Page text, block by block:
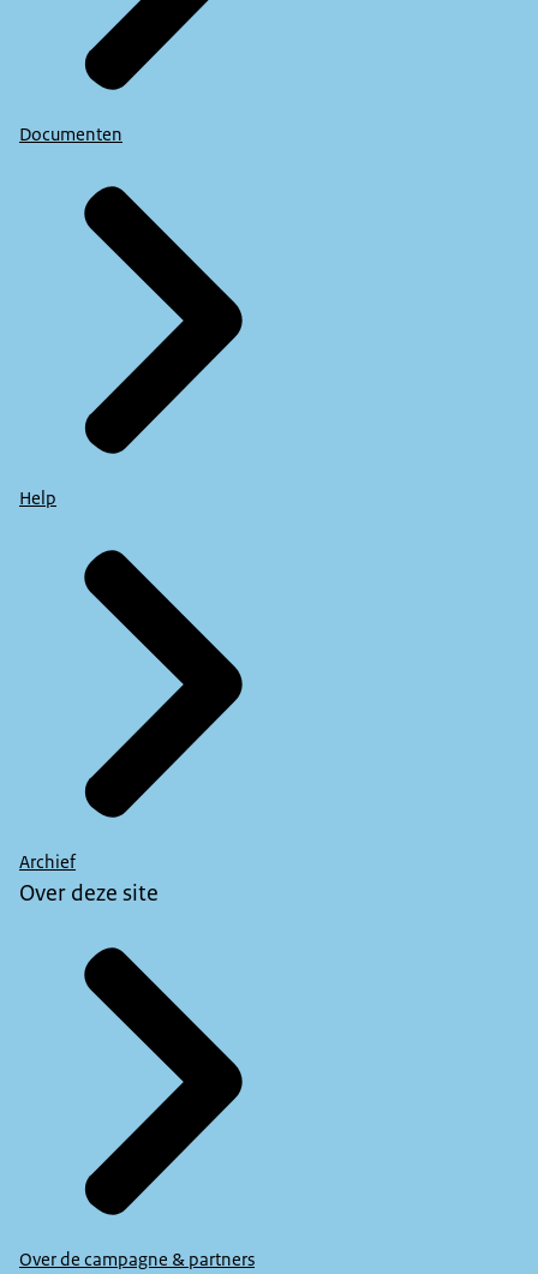
Documenten
Help
Archief
Over deze site
Over de campagne & partners